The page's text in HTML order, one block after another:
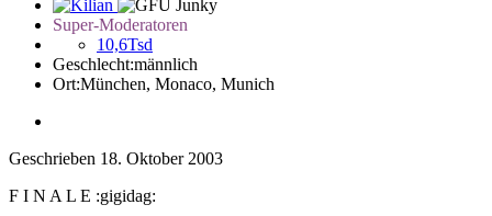
Super-Moderatoren
10,6Tsd
Geschlecht:männlich
Ort:München, Monaco, Munich
Geschrieben 18. Oktober 2003
F I N A L E :gigidag: